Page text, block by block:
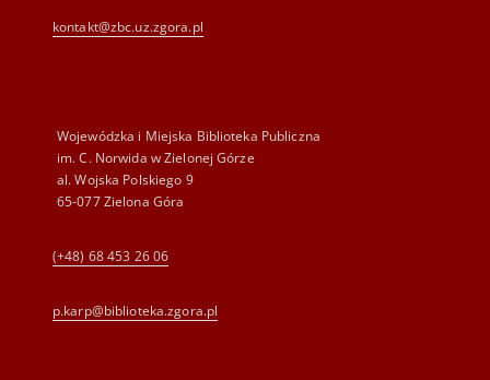
kontakt@zbc.uz.zgora.pl
Wojewódzka i Miejska Biblioteka Publiczna
im. C. Norwida w Zielonej Górze
al. Wojska Polskiego 9
65-077 Zielona Góra
(+48) 68 453 26 06
p.karp@biblioteka.zgora.pl